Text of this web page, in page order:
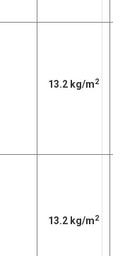
13.2 kg/m2
13.2 kg/m2